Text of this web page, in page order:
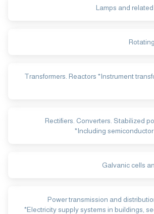
Lamps and
Transformers. Reactors *Instrument
Rectifiers. Converters. Stabilized
*Including
Galvanic cells
Power transmission and
*Electricity supply systems in buildings,